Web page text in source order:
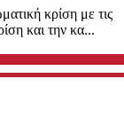
κρίση με τις
και την κα...